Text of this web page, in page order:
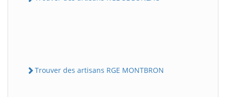
Trouver des artisans RGE MONTBRON